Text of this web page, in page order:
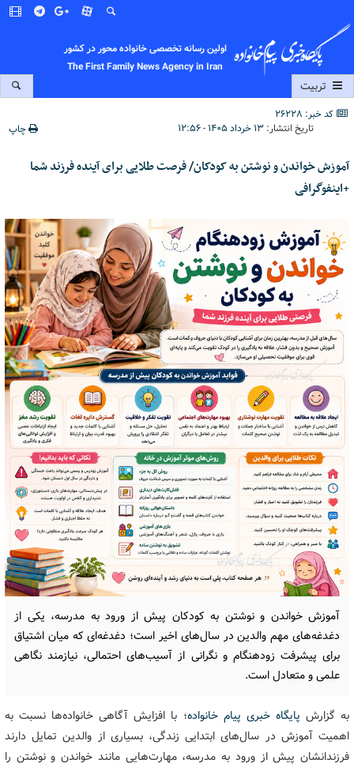
اولین رسانه تخصصی خانواده محور در کشور
The First Family News Agency in Iran
تربیت
کد خبر: 26228
تاریخ انتشار:۱۳ خرداد ۱۴۰۵ - ۱۲:۵۶ چاپ
آموزش خواندن و نوشتن به کودکان/ فرصت طلایی برای آینده فرزند شما
+اینفوگرافی
آموزش خواندن و نوشتن به کودکان پیش از ورود به مدرسه، یکی از
دغدغه‌های مهم والدین در سال‌های اخیر است؛ دغدغه‌ای که میان اشتیاق
برای پیشرفت زودهنگام و نگرانی از آسیب‌های احتمالی، نیازمند نگاهی
علمی و متعادل است.
به گزارش پایگاه خبری پیام خانواده؛ با افزایش آگاهی خانواده‌ها نسبت به
اهمیت آموزش در سال‌های ابتدایی زندگی، بسیاری از والدین تمایل دارند
فرزندانشان پیش از ورود به مدرسه، مهارت‌هایی مانند خواندن و نوشتن را